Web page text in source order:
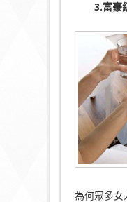
3.富豪級
為何眾多女